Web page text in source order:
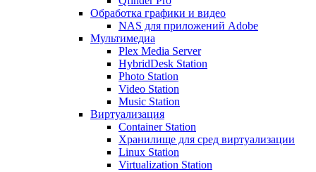
Обработка графики и видео
NAS для приложений Adobe
Мультимедиа
Plex Media Server
HybridDesk Station
Photo Station
Video Station
Music Station
Виртуализация
Container Station
Хранилище для сред виртуализации
Linux Station
Virtualization Station